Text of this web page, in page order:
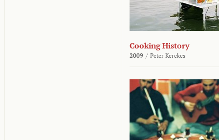
Cooking History
2009 / Peter Kerekes